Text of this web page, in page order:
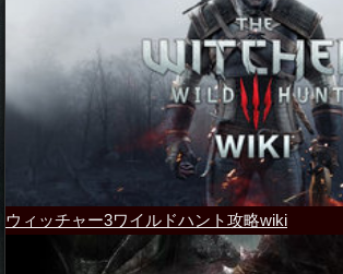
ウィッチャー3ワイルドハント攻略wiki